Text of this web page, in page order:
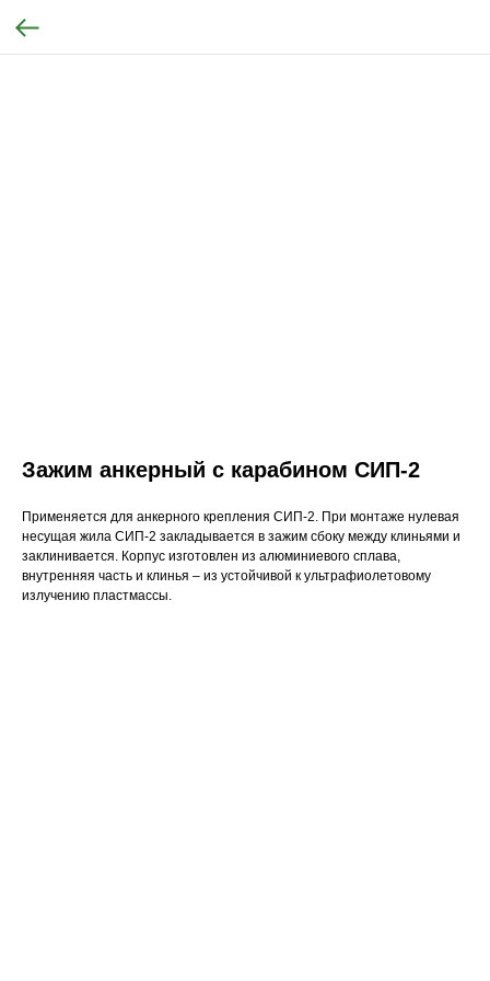
Зажим анкерный с карабином СИП-2
Применяется для анкерного крепления СИП-2. При монтаже нулевая
несущая жила СИП-2 закладывается в зажим сбоку между клиньями и
заклинивается. Корпус изготовлен из алюминиевого сплава,
внутренняя часть и клинья – из устойчивой к ультрафиолетовому
излучению пластмассы.